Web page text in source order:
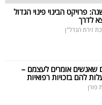
20 שנה: פרויקט הבינוי פינוי הגדול
לדרך
זירת הנדל"ן
שאנשים אומרים לעצמם –
להם בזכויות רפואיות
פורן